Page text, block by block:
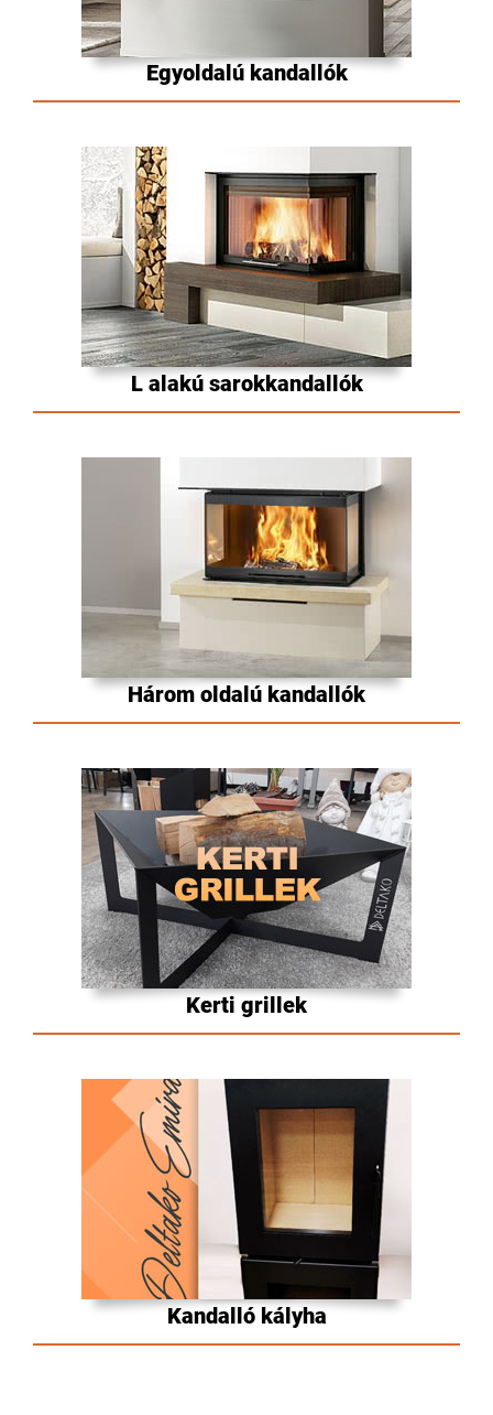
Egyoldalú kandallók
L alakú sarokkandallók
Három oldalú kandallók
Kerti grillek
Kandalló kályha